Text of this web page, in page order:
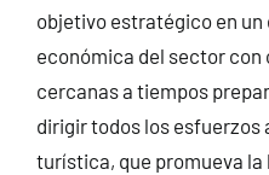
objetivo estratégico en
económica del sector
cercanas a tiempos
dirigir todos los esfuerzos
turística, que promueva la